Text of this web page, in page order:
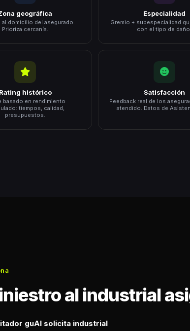
geográfica
al domicilio del asegurado.
Prioriza cercanía.
Especialidad
Gremio + subespecialidad
con el tipo de
Rating histórico
basado en rendimiento
tiempos, calidad,
presupuestos.
Satisfacción
Feedback real de los
atendido. Datos de
al industrial
guAI solicita industrial